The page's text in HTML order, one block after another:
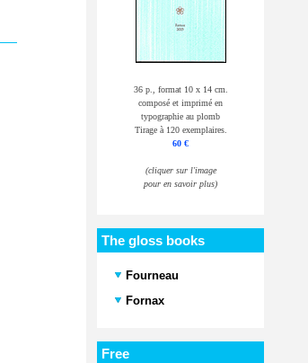
36 p., format 10 x 14 cm.
composé et imprimé en
typographie au plomb
Tirage à 120 exemplaires.
60 €
(cliquer sur l'image
pour en savoir plus)
The gloss books
Fourneau
Fornax
Free